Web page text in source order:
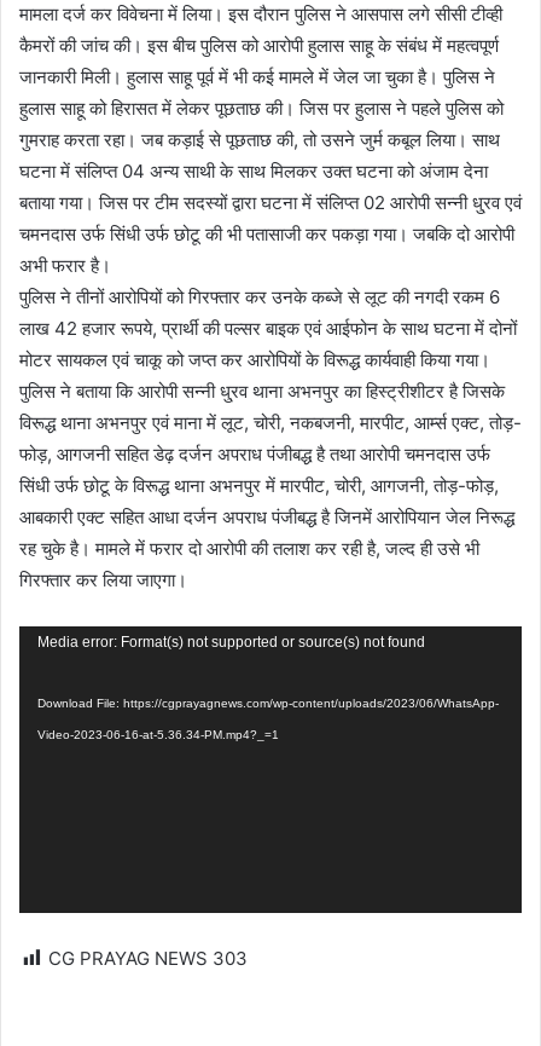
मामला दर्ज कर विवेचना में लिया। इस दौरान पुलिस ने आसपास लगे सीसी टीव्ही
कैमरों की जांच की। इस बीच पुलिस को आरोपी हुलास साहू के संबंध में महत्वपूर्ण
जानकारी मिली। हुलास साहू पूर्व में भी कई मामले में जेल जा चुका है। पुलिस ने
हुलास साहू को हिरासत में लेकर पूछताछ की। जिस पर हुलास ने पहले पुलिस को
गुमराह करता रहा। जब कड़ाई से पूछताछ की, तो उसने जुर्म कबूल लिया। साथ
घटना में संलिप्त 04 अन्य साथी के साथ मिलकर उक्त घटना को अंजाम देना
बताया गया। जिस पर टीम सदस्यों द्वारा घटना में संलिप्त 02 आरोपी सन्नी धु्रव एवं
चमनदास उर्फ सिंधी उर्फ छोटू की भी पतासाजी कर पकड़ा गया। जबकि दो आरोपी
अभी फरार है।
पुलिस ने तीनों आरोपियों को गिरफ्तार कर उनके कब्जे से लूट की नगदी रकम 6
लाख 42 हजार रूपये, प्रार्थी की पल्सर बाइक एवं आईफोन के साथ घटना में दोनों
मोटर सायकल एवं चाकू को जप्त कर आरोपियों के विरूद्ध कार्यवाही किया गया।
पुलिस ने बताया कि आरोपी सन्नी धु्रव थाना अभनपुर का हिस्ट्रीशीटर है जिसके
विरूद्ध थाना अभनपुर एवं माना में लूट, चोरी, नकबजनी, मारपीट, आर्म्स एक्ट, तोड़-
फोड़, आगजनी सहित डेढ़ दर्जन अपराध पंजीबद्ध है तथा आरोपी चमनदास उर्फ
सिंधी उर्फ छोटू के विरूद्ध थाना अभनपुर में मारपीट, चोरी, आगजनी, तोड़-फोड़,
आबकारी एक्ट सहित आधा दर्जन अपराध पंजीबद्ध है जिनमें आरोपियान जेल निरूद्ध
रह चुके है। मामले में फरार दो आरोपी की तलाश कर रही है, जल्द ही उसे भी
गिरफ्तार कर लिया जाएगा।
Video
Media error: Format(s) not supported or source(s) not found
Download File: https://cgprayagnews.com/wp-content/uploads/2023/06/WhatsApp-
Video-2023-06-16-at-5.36.34-PM.mp4?_=1
CG PRAYAG NEWS 303